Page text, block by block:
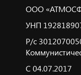
ООО
УНП
Р/с
С 04.07.2017